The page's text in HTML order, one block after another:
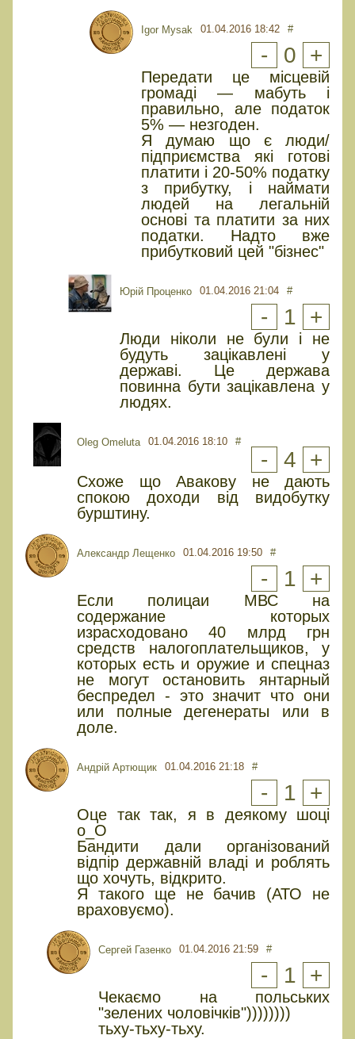
Igor Mysak 01.04.2016 18:42 #
- 0 +
Передати це місцевій
громаді — мабуть і
правильно, але податок
5% — незгоден.
Я думаю що є люди/
підприємства які готові
платити і 20-50% податку
з прибутку, і наймати
людей на легальній
основі та платити за них
податки. Надто вже
прибутковий цей "бізнес"
Юрiй Проценко 01.04.2016 21:04 #
- 1 +
Люди ніколи не були і не
будуть зацікавлені у
державі. Це держава
повинна бути зацікавлена у
людях.
Oleg Omeluta 01.04.2016 18:10 #
- 4 +
Схоже що Авакову не дають
спокою доходи від видобутку
бурштину.
Александр Лещенко 01.04.2016 19:50 #
- 1 +
Если полицаи МВС на
содержание которых
израсходовано 40 млрд грн
средств налогоплательщиков, у
которых есть и оружие и спецназ
не могут остановить янтарный
беспредел - это значит что они
или полные дегенераты или в
доле.
Андрій Артющик 01.04.2016 21:18 #
- 1 +
Оце так так, я в деякому шоці
о_О
Бандити дали організований
відпір державній владі и роблять
що хочуть, відкрито.
Я такого ще не бачив (АТО не
враховуємо).
Сергей Газенко 01.04.2016 21:59 #
- 1 +
Чекаємо на польських
"зелених чоловічків"))))))))
тьху-тьху-тьху.